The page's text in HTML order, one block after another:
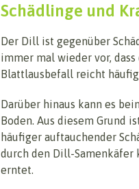
Schädlinge und
Der Dill ist gegenüber
immer mal wieder vor,
Blattlausbefall reicht
Darüber hinaus kann es
Boden. Aus diesem Grund
häufiger auftauchender
durch den Dill-Samenkäfer
erntet.